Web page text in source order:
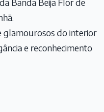
Banda Beija Flor de
glamourosos do interior
e reconhecimento